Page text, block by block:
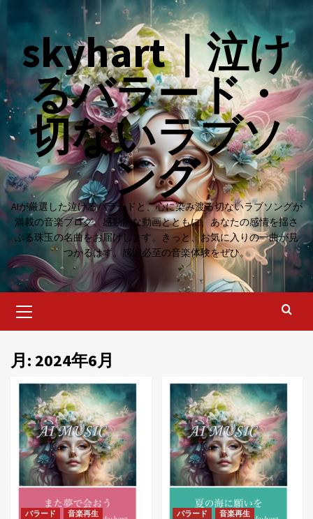
contentskyhart｜泣け
るバラード・
切ないラブソ
ング
AIが厳選した泣けるバラードと、心に染み渡る切ないラブソングが
満載の音楽ブログ。感動的な動画とともに、あなたの感情を揺さ
ぶる珠玉の名曲をお届けします。きっと、お気に入りの一曲が見
つかるはず。感涙必至の音楽体験をぜひ。
Menu
月: 2024年6月
バラード 音楽再生 バラード 音楽再生